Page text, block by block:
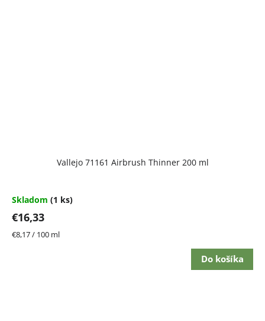
Vallejo 71161 Airbrush Thinner 200 ml
Skladom (1 ks)
€16,33
Jednotková
€8,17 / 100 ml
Do košíka